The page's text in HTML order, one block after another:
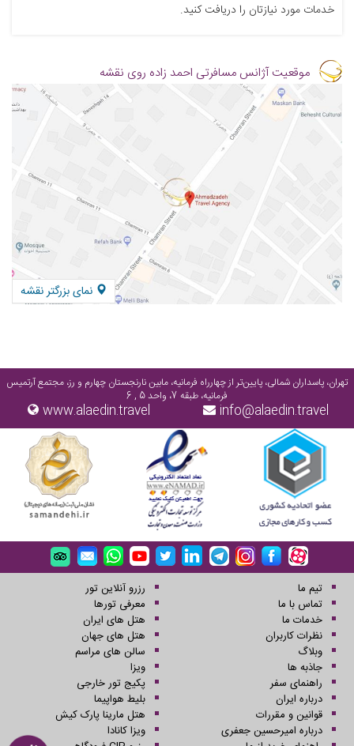
خدمات مورد نیازتان را دریافت کنید.
موقعیت آژانس مسافرتی احمد زاده روی نقشه
نمای بزرگتر نقشه
تهران، پاسداران شمالی، پایین‌تر از چهارراه فرمانیه، مابین نارنجستان چهارم و رز، مجتمع آرتمیس
فرمانیه، طبقه 7، واحد 5 , 6
info@alaedin.travel
www.alaedin.travel
تیم ما
تماس با ما
خدمات ما
نظرات کاربران
وبلاگ
جاذبه ها
راهنمای سفر
درباره ایران
قوانین و مقررات
درباره امیرحسین جعفری
رزرو آنلاین تور
معرفی تورها
هتل های ایران
هتل های جهان
سالن های مراسم
ویزا
پکیج تور خارجی
بلیط هواپیما
هتل مارینا پارک کیش
ویزا کانادا